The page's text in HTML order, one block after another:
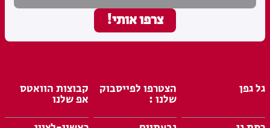
גל גפן הצטרפו לפייסבוק
שלנו :
קבוצות הוואטס
אפ שלנו